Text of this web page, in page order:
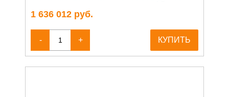
1 636 012 руб.
- + КУПИТЬ